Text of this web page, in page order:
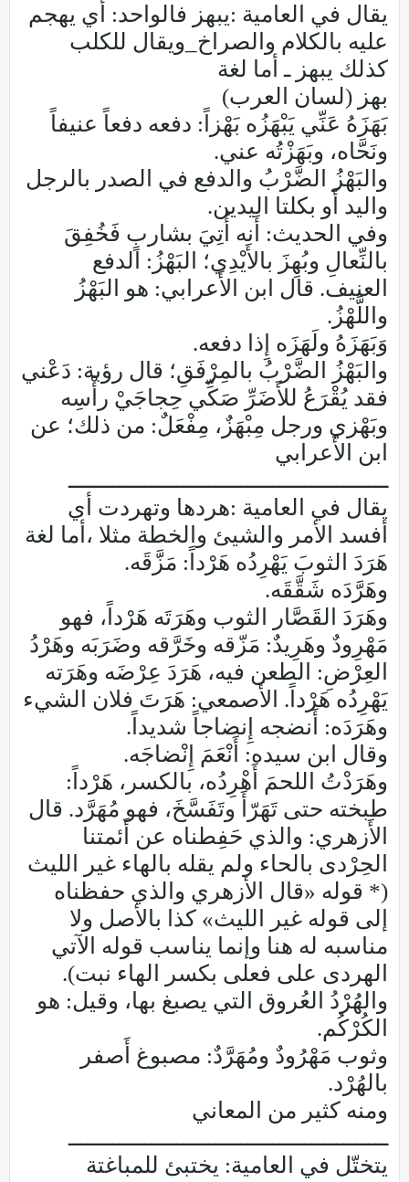
يقال في العامية :يبهز فالواحد: أي يهجم
عليه بالكلام والصراخ_ويقال للكلب
كذلك يبهز ـ أما لغة
بهز (لسان العرب)
بَهَزَهُ عَنِّي يَبْهَزُه بَهْزاً: دفعه دفعاً عنيفاً
ونَحَّاه، وبَهَزْتُه عني.
والبَهْزُ الضَّرْبُ والدفع في الصدر بالرجل
واليد أَو بكلتا اليدين.
وفي الحديث: أَنه أُتِيَ بشاربٍ فَخُفِقَ
بالنِّعالِ وبُهِزَ بالأَيْدِي؛ البَهْزُ: الدفع
العنيف. قال ابن الأَعرابي: هو البَهْزُ
واللَّهْزُ.
وَبَهَزَهُ ولَهَزَه إِذا دفعه.
والبَهْزُ الضَّرْبُ بالمِرْفَقِ؛ قال رؤبة: دَعْني
فقد يُقْرَعُ للأَضَرِّ صَكِّي حِجاجَيْ رأْسِه
وبَهْزي ورجل مِبْهَزٌ، مِفْعَلٌ: من ذلك؛ عن
ابن الأَعرابي
ــــــــــــــــــــــــــــــــــــــــــــــــــ
يقال في العامية :هردها وتهردت أي
أفسد الأمر والشيئ والخطة مثلا ،أما لغة
هَرَدَ الثوبَ يَهْرِدُه هَرْداً: مَزَّقَه.
وهَرَّدَه شَقَّقَه.
وهَرَدَ القَصَّار الثوب وهَرَتَه هَرْداً، فهو
مَهْرِودٌ وهَرِيدٌ: مَزّقه وخَرَّقه وضَرَبَه وهَرْدُ
العِرْضِ: الطعن فيه، هَرَدَ عِرْضَه وهَرَته
يَهْرِدُه هَرْداً. الأَصمعي: هَرَتَ فلان الشيء
وهَرَدَه: أَنضجه إِنضاجاً شديداً.
وقال ابن سيده: أَنْعَمَ إِنْضاجَه.
وهَرَدْتُ اللحمَ أَهْرِدُه، بالكسر، هَرْداً:
طبخته حتى تَهَرّأَ وتَفَسَّخَ، فهو مُهَرَّد. قال
الأَزهري: والذي حَفِطناه عن أَئمتنا
الحِرْدى بالحاء ولم يقله بالهاء غير الليث
(* قوله «قال الأزهري والذي حفظناه
إلى قوله غير الليث» كذا بالأصل ولا
مناسبه له هنا وإنما يناسب قوله الآتي
الهردى على فعلى بكسر الهاء نبت).
والهُرْدُ العُروق التي يصبغ بها، وقيل: هو
الكُرْكُم.
وثوب مَهْرُودٌ ومُهَرَّدٌ: مصبوغ أَصفر
بالهُرْد.
ومنه كثير من المعاني
ــــــــــــــــــــــــــــــــــــــــــــــــــ
يتختّل في العامية: يختبئ للمباغتة